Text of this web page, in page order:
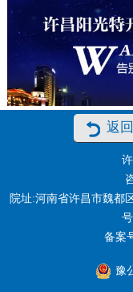
返
院址:河南省许昌市魏都
备案
豫